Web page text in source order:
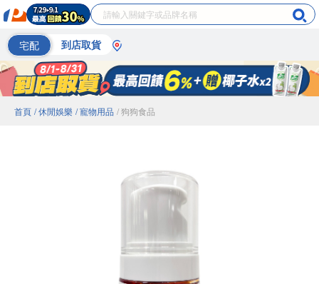
宅配 到店取貨
首頁 / 休閒娛樂 / 寵物用品 / 狗狗食品